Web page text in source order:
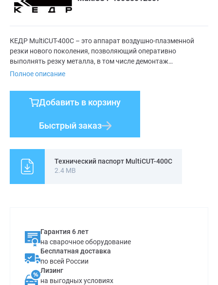
Технический паспорт MultiCUT-400C
2.4 MB
КЕДР MultiCUT-400C – это аппарат воздушно-плазменной
резки нового поколения, позволяющий оперативно
выполнять резку металла, в том числе демонтаж
конструкций выполненных из чугуна, нержавеющей стали,
металлов.
Полное описание
Добавить в корзину
Быстрый заказ
Гарантия 6 лет
на сварочное оборудование
Бесплатная доставка
по всей России
Лизинг
на выгодных условиях